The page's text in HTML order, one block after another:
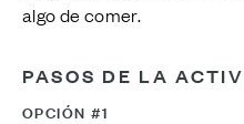
algo de comer.
PASOS DE LA
OPCIÓN #1